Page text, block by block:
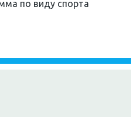
по виду спорта